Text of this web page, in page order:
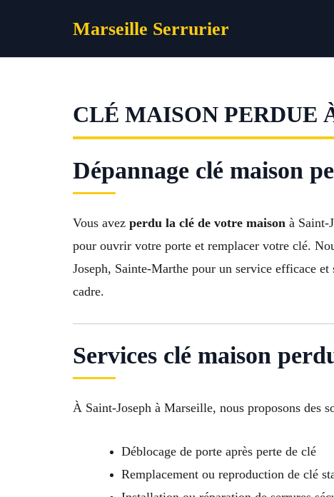
Marseille Serrurier
CLÉ MAISON PERDUE
Dépannage clé maison
Vous avez perdu la clé de votre maison à Saint-
pour ouvrir votre porte et remplacer votre clé.
Joseph, Sainte-Marthe pour un service efficace
cadre.
Services clé maison
À Saint-Joseph à Marseille, nous proposons des
Déblocage de porte après perte de clé
Remplacement ou reproduction de clé